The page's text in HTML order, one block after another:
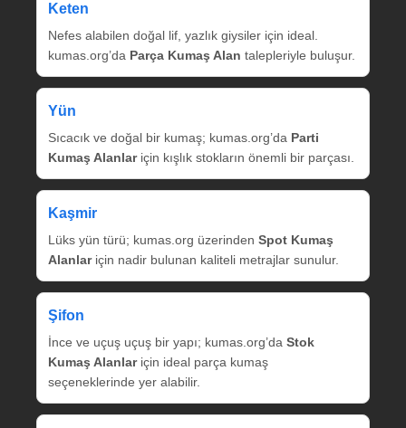
Keten
Nefes alabilen doğal lif, yazlık giysiler için ideal.
kumas.org’da Parça Kumaş Alan talepleriyle buluşur.
Yün
Sıcacık ve doğal bir kumaş; kumas.org’da Parti
Kumaş Alanlariçin kışlık stokların önemli bir parçası.
Kaşmir
Lüks yün türü; kumas.org üzerinden Spot Kumaş
Alanlariçin nadir bulunan kaliteli metrajlar sunulur.
Şifon
İnce ve uçuş uçuş bir yapı; kumas.org’da Stok
Kumaş Alanlariçin ideal parça kumaş
seçeneklerinde yer alabilir.